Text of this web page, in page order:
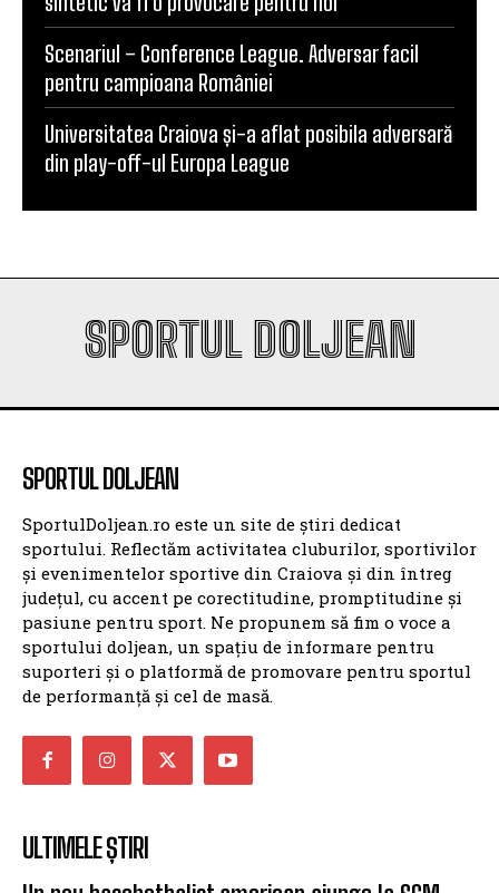
Filipe Coelho, despre duelul cu KuPS: „Terenul
sintetic va fi o provocare pentru noi”
Scenariul – Conference League. Adversar facil
pentru campioana României
SPORTUL DOLJEAN
SPORTUL DOLJEAN
SportulDoljean.ro este un site de știri dedicat
sportului. Reflectăm activitatea cluburilor, sportivilor
și evenimentelor sportive din Craiova și din întreg
județul, cu accent pe corectitudine, promptitudine și
pasiune pentru sport. Ne propunem să fim o voce a
sportului doljean, un spațiu de informare pentru
suporteri și o platformă de promovare pentru sportul
de performanță și cel de masă.